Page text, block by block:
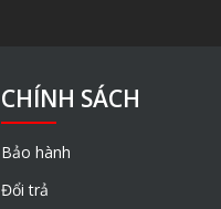
CHÍNH SÁCH
Bảo hành
Đổi trả